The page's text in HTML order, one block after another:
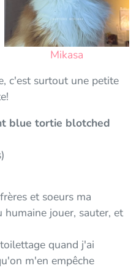
Mikasa
c'est surtout une petite
blue tortie blotched
et soeurs ma
jouer, sauter, et
quand j'ai
m'en empêche